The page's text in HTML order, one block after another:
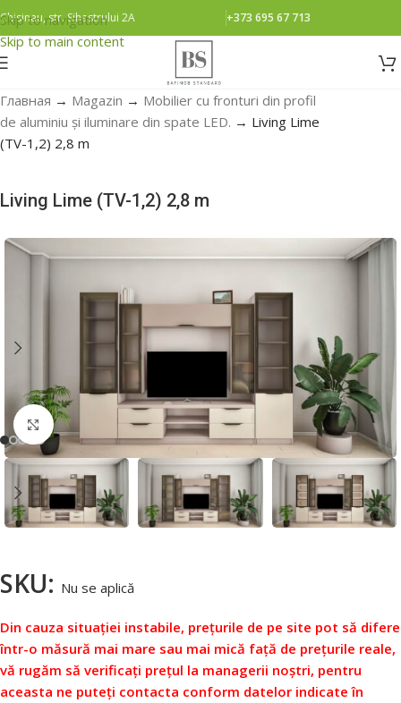
Skip to navigation
Skip to main content
Chisinau, str. Sihastrului 2A +373 695 67 713
Главная → Magazin → Mobilier cu fronturi din profil
de aluminiu și iluminare din spate LED. → Living Lime
(TV-1,2) 2,8 m
Living Lime (TV-1,2) 2,8 m
Faceți click pentru a mări
SKU: Nu se aplică
Din cauza situației instabile, prețurile de pe site pot să difere
într-o măsură mai mare sau mai mică față de prețurile reale,
vă rugăm să verificați prețul la managerii noștri, pentru
aceasta ne puteți contacta conform datelor indicate în